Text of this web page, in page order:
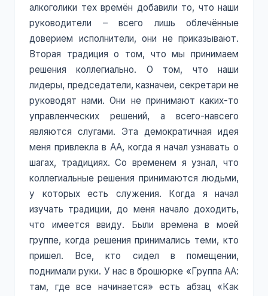
алкоголики тех времён добавили то, что наши
руководители – всего лишь облечённые
доверием исполнители, они не приказывают.
Вторая традиция о том, что мы принимаем
решения коллегиально. О том, что наши
лидеры, председатели, казначеи, секретари не
руководят нами. Они не принимают каких-то
управленческих решений, а всего-навсего
являются слугами. Эта демократичная идея
меня привлекла в АА, когда я начал узнавать о
шагах, традициях. Со временем я узнал, что
коллегиальные решения принимаются людьми,
у которых есть служения. Когда я начал
изучать традиции, до меня начало доходить,
что имеется ввиду. Были времена в моей
группе, когда решения принимались теми, кто
пришел. Все, кто сидел в помещении,
поднимали руки. У нас в брошюрке «Группа АА:
там, где все начинается» есть абзац «Как